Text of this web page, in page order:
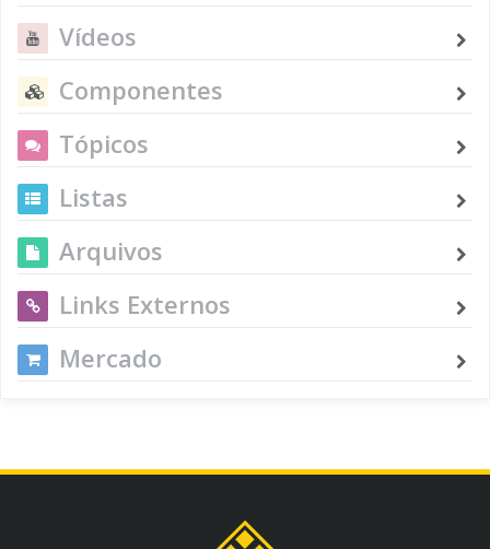
Vídeos
Componentes
Tópicos
Listas
Arquivos
Links Externos
Mercado